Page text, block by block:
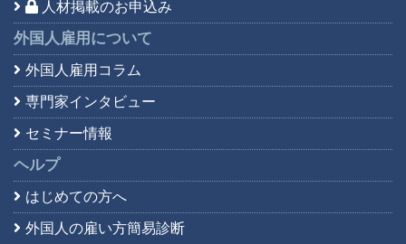
人材掲載のお申込み
外国人雇用について
外国人雇用コラム
専門家インタビュー
セミナー情報
ヘルプ
はじめての方へ
外国人の雇い方簡易診断